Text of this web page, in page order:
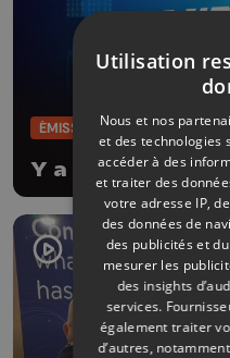
ÉMISSIONS
Y a de l'Eco
Utilisation
Nous et nos
et des technologies
accéder à des
et traiter des
votre adresse IP,
des données de
des publicités et
mesurer les
des insights
services.
également traiter
d’autres,